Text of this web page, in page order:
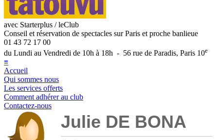
avec Starterplus / leClub
Conseil et réservation de spectacles sur Paris et proche banlieue
01 43 72 17 00
du Lundi au Vendredi de 10h à 18h - 56 rue de Paradis, Paris 10e
≡
Accueil
Qui sommes nous
Les services offerts
Comment adhérer au club
Contactez-nous
Julie DE BONA